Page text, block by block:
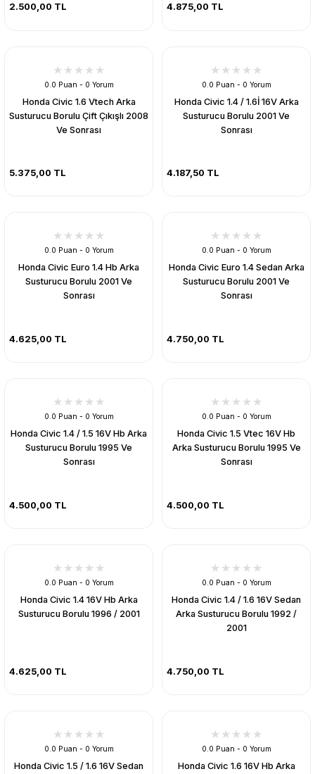
2.500,00 TL 4.875,00 TL
0.0 Puan - 0 Yorum
Honda Civic 1.6 Vtech Arka
Susturucu Borulu Çift Çıkışlı 2008
Ve Sonrası
5.375,00 TL
0.0 Puan - 0 Yorum
Honda Civic 1.4 / 1.6İ 16V Arka
Susturucu Borulu 2001 Ve
Sonrası
4.187,50 TL
0.0 Puan - 0 Yorum
Honda Civic Euro 1.4 Hb Arka
Susturucu Borulu 2001 Ve
Sonrası
4.625,00 TL
0.0 Puan - 0 Yorum
Honda Civic Euro 1.4 Sedan Arka
Susturucu Borulu 2001 Ve
Sonrası
4.750,00 TL
0.0 Puan - 0 Yorum
Honda Civic 1.4 / 1.5 16V Hb Arka
Susturucu Borulu 1995 Ve
Sonrası
4.500,00 TL
0.0 Puan - 0 Yorum
Honda Civic 1.5 Vtec 16V Hb
Arka Susturucu Borulu 1995 Ve
Sonrası
4.500,00 TL
0.0 Puan - 0 Yorum
Honda Civic 1.4 16V Hb Arka
Susturucu Borulu 1996 / 2001
4.625,00 TL
0.0 Puan - 0 Yorum
Honda Civic 1.4 / 1.6 16V Sedan
Arka Susturucu Borulu 1992 /
2001
4.750,00 TL
0.0 Puan - 0 Yorum
Honda Civic 1.5 / 1.6 16V Sedan
0.0 Puan - 0 Yorum
Honda Civic 1.6 16V Hb Arka